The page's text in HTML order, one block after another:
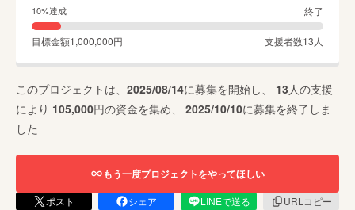
10%達成 終了
目標金額1,000,000円 支援者数13 人
このプロジェクトは、 2025/08/14に募集を開始し、 13 人の支援
により 105,000円の資金を集め、 2025/10/10に募集を終了しま
した
もう一度プロジェクトをやってほしい
ポスト シェア LINEで送る
URLコピー